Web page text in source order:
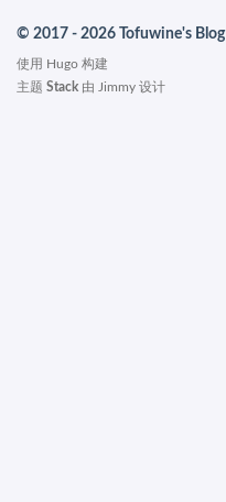
© 2017 - 2026 Tofuwine's Blog
使用 Hugo 构建
主题 Stack 由 Jimmy 设计